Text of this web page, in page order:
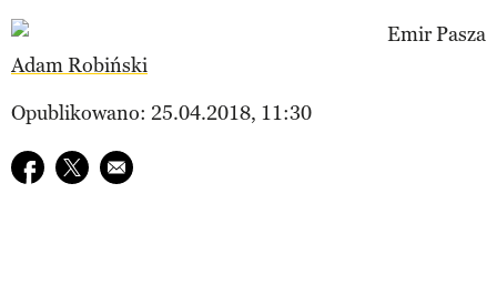
Adam Robiński
Opublikowano: 25.04.2018, 11:30
Udostępnij na facebook
Udostępnij na twitter
E-mail do przyjaciela